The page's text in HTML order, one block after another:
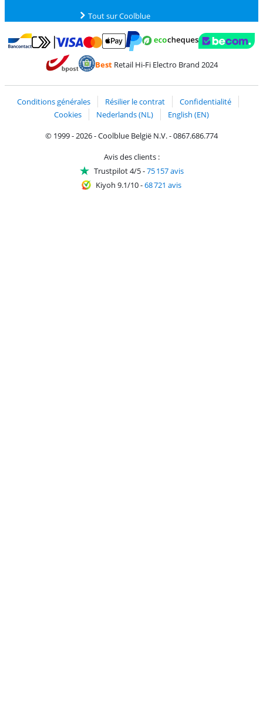
Tout sur Coolblue
Payer avec Bancontact
Payer avec MasterCard et Visa via ClickToPay
BestRetail Hi-Fi Electro Brand 2024
Conditions générales Résilier le contrat
Confidentialité
Cookies
Nederlands (NL)
English (EN)
© 1999 - 2026 - Coolblue België N.V. - 0867.686.774
Avis des clients :
Trustpilot 4/5-75 157 avis
Kiyoh 9.1/10-68 721 avis